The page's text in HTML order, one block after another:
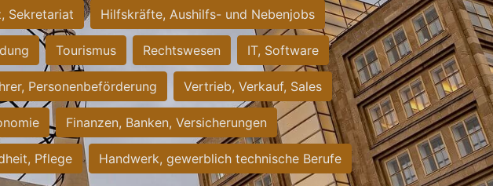
Sekretariat Hilfskräfte, Aushilfs- und Nebenjobs
Tourismus Rechtswesen IT, Software
Personenbeförderung Vertrieb, Verkauf, Sales
Finanzen, Banken, Versicherungen
Pflege Handwerk, gewerblich technische Berufe